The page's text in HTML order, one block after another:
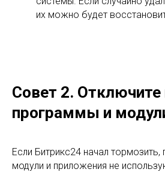
их можно будет
Совет 2.
программы и
Если Битрикс24 начал тормозить,
модули и приложения не